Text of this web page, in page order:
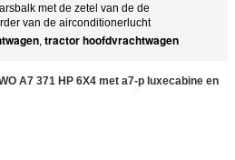
met de zetel van de de
van de airconditionerlucht
, tractor hoofdvrachtwagen
A7 371 HP 6X4 met a7-p luxecabine en